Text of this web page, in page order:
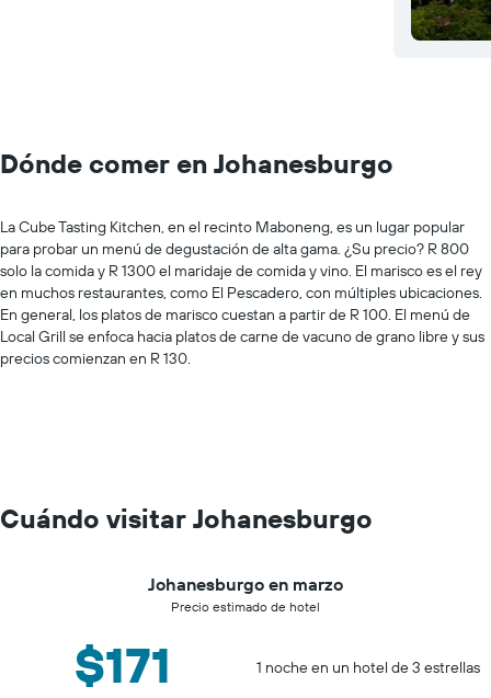
Dónde comer en Johanesburgo
La Cube Tasting Kitchen, en el recinto Maboneng, es un lugar popular
para probar un menú de degustación de alta gama. ¿Su precio? R 800
solo la comida y R 1300 el maridaje de comida y vino. El marisco es el rey
en muchos restaurantes, como El Pescadero, con múltiples ubicaciones.
En general, los platos de marisco cuestan a partir de R 100. El menú de
Local Grill se enfoca hacia platos de carne de vacuno de grano libre y sus
precios comienzan en R 130.
Cuándo visitar Johanesburgo
Johanesburgo en marzo
Precio estimado de hotel
$171 1 noche en un hotel de 3 estrellas